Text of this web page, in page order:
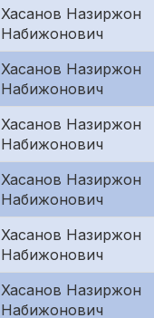
Хасанов Назиржон
Набижонович
Хасанов Назиржон
Набижонович
Хасанов Назиржон
Набижонович
Хасанов Назиржон
Набижонович
Хасанов Назиржон
Набижонович
Хасанов Назиржон
Набижонович